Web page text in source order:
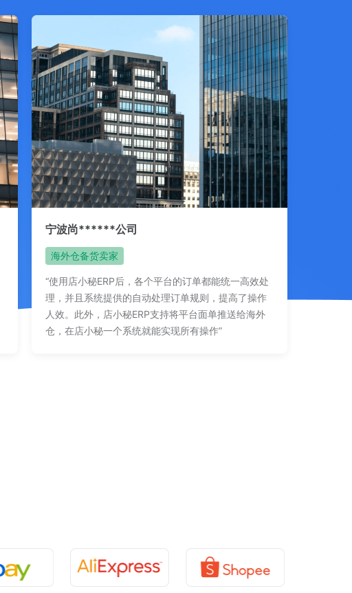
宁波尚******公司
海外仓备货卖家
“使用店小秘ERP后，各个平台的订单都能统一高效处
理，并且系统提供的自动处理订单规则，提高了操作
人效。此外，店小秘ERP支持将平台面单推送给海外
仓，在店小秘一个系统就能实现所有操作”